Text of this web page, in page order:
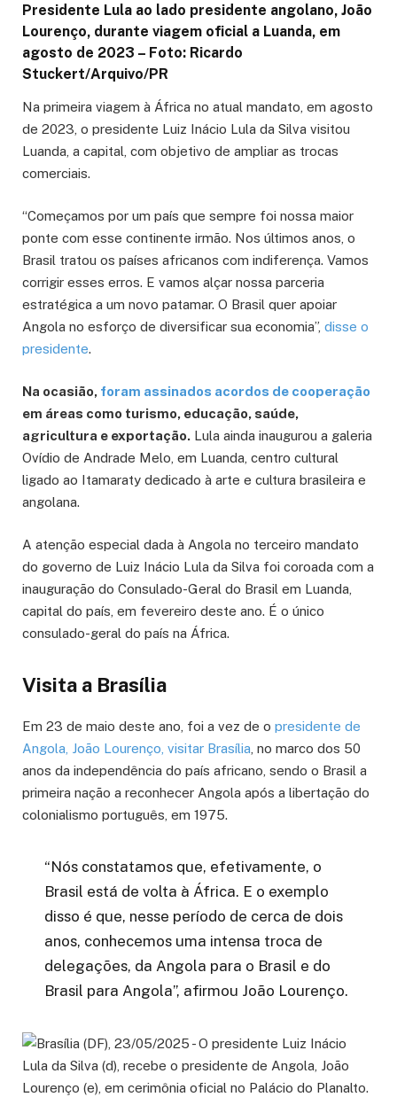
Presidente Lula ao lado presidente angolano, João
Lourenço, durante viagem oficial a Luanda, em
agosto de 2023 – Foto: Ricardo
Stuckert/Arquivo/PR
Na primeira viagem à África no atual mandato, em agosto
de 2023, o presidente Luiz Inácio Lula da Silva visitou
Luanda, a capital, com objetivo de ampliar as trocas
comerciais.
“Começamos por um país que sempre foi nossa maior
ponte com esse continente irmão. Nos últimos anos, o
Brasil tratou os países africanos com indiferença. Vamos
corrigir esses erros. E vamos alçar nossa parceria
estratégica a um novo patamar. O Brasil quer apoiar
Angola no esforço de diversificar sua economia”, disse o
presidente.
Na ocasião, foram assinados acordos de cooperação
em áreas como turismo, educação, saúde,
agricultura e exportação. Lula ainda inaugurou a galeria
Ovídio de Andrade Melo, em Luanda, centro cultural
ligado ao Itamaraty dedicado à arte e cultura brasileira e
angolana.
A atenção especial dada à Angola no terceiro mandato
do governo de Luiz Inácio Lula da Silva foi coroada com a
inauguração do Consulado-Geral do Brasil em Luanda,
capital do país, em fevereiro deste ano. É o único
consulado-geral do país na África.
Visita a Brasília
Em 23 de maio deste ano, foi a vez de o presidente de
Angola, João Lourenço, visitar Brasília , no marco dos 50
anos da independência do país africano, sendo o Brasil a
primeira nação a reconhecer Angola após a libertação do
colonialismo português, em 1975.
“Nós constatamos que, efetivamente, o
Brasil está de volta à África. E o exemplo
disso é que, nesse período de cerca de dois
anos, conhecemos uma intensa troca de
delegações, da Angola para o Brasil e do
Brasil para Angola”, afirmou João Lourenço.